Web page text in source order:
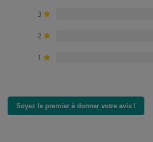
3
2
1
Soyez le premier à donner votre avis !